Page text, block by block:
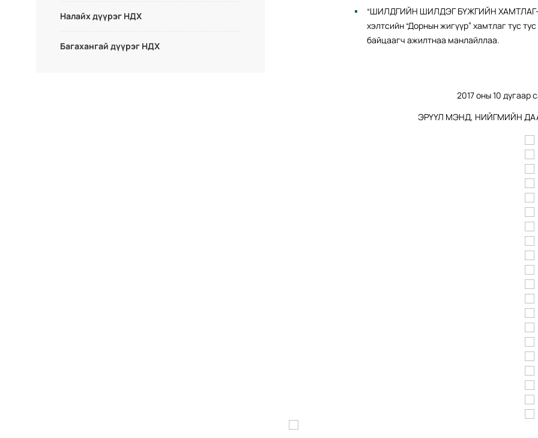
Налайх дүүрэг НДХ
Багахангай дүүрэг НДХ
“ШИЛДГИЙН ШИЛДЭГ БҮЖГИЙН ХАМТЛАГ-
хэлтсийн “Дорнын жигүүр” хамтлаг тус
байцаагч ажилтнаа манлайллаа.
2017 оны 10 дугаар
ЭРҮҮЛ МЭНД, НИЙГМИЙН